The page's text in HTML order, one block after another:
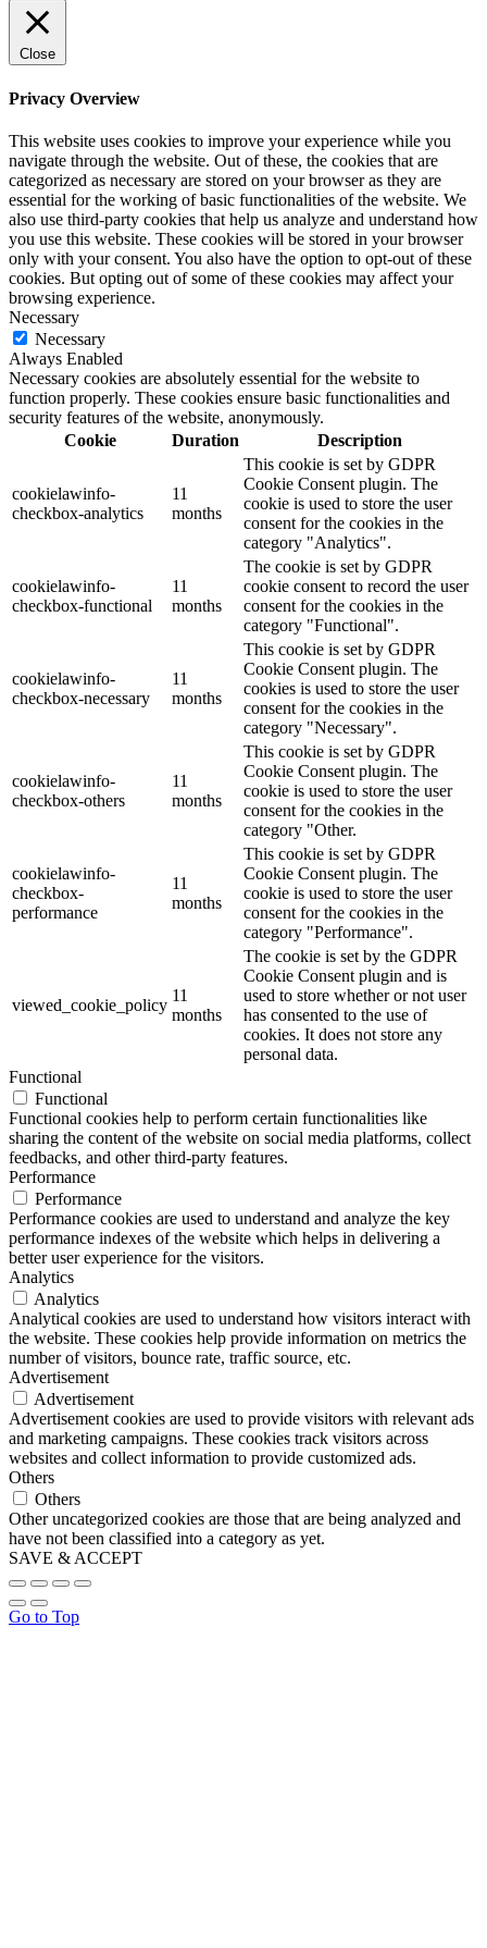
Close
Privacy Overview
This website uses cookies to improve your experience while you
navigate through the website. Out of these, the cookies that are
categorized as necessary are stored on your browser as they are
essential for the working of basic functionalities of the website. We
also use third-party cookies that help us analyze and understand how
you use this website. These cookies will be stored in your browser
only with your consent. You also have the option to opt-out of these
cookies. But opting out of some of these cookies may affect your
browsing experience.
Necessary
Necessary
Always Enabled
Necessary cookies are absolutely essential for the website to
function properly. These cookies ensure basic functionalities and
security features of the website, anonymously.
Cookie
Duration Description
cookielawinfo-
checkbox-analytics
11
months
This cookie is set by GDPR
Cookie Consent plugin. The
cookie is used to store the user
consent for the cookies in the
category "Analytics".
cookielawinfo-
checkbox-functional
11
months
The cookie is set by GDPR
cookie consent to record the user
consent for the cookies in the
category "Functional".
cookielawinfo-
checkbox-necessary
11
months
This cookie is set by GDPR
Cookie Consent plugin. The
cookies is used to store the user
consent for the cookies in the
category "Necessary".
cookielawinfo-
checkbox-others
11
months
This cookie is set by GDPR
Cookie Consent plugin. The
cookie is used to store the user
consent for the cookies in the
category "Other.
cookielawinfo-
checkbox-
performance
11
months
This cookie is set by GDPR
Cookie Consent plugin. The
cookie is used to store the user
consent for the cookies in the
category "Performance".
viewed_cookie_policy
11
months
The cookie is set by the GDPR
Cookie Consent plugin and is
used to store whether or not user
has consented to the use of
cookies. It does not store any
personal data.
Functional
Functional
Functional cookies help to perform certain functionalities like
sharing the content of the website on social media platforms, collect
feedbacks, and other third-party features.
Performance
Performance
Performance cookies are used to understand and analyze the key
performance indexes of the website which helps in delivering a
better user experience for the visitors.
Analytics
Analytics
Analytical cookies are used to understand how visitors interact with
the website. These cookies help provide information on metrics the
number of visitors, bounce rate, traffic source, etc.
Advertisement
Advertisement
Advertisement cookies are used to provide visitors with relevant ads
and marketing campaigns. These cookies track visitors across
websites and collect information to provide customized ads.
Others
Others
Other uncategorized cookies are those that are being analyzed and
have not been classified into a category as yet.
SAVE & ACCEPT
Go to Top